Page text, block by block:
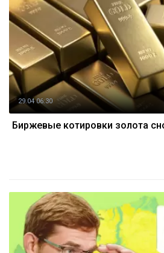
29.04 06:30
Биржевые котировки золота